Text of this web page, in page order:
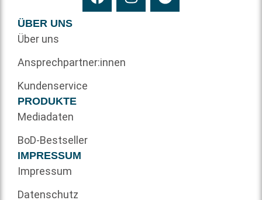
ÜBER UNS
Über uns
Ansprechpartner:innen
Kundenservice
PRODUKTE
Mediadaten
BoD-Bestseller
IMPRESSUM
Impressum
Datenschutz